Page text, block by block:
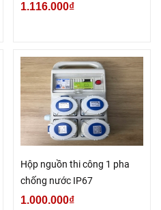
1.116.000₫
Hộp nguồn thi công 1 pha
chống nước IP67
1.000.000₫